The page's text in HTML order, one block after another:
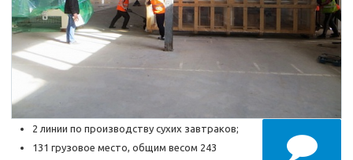
2 линии по производству сухих завтраков;
131 грузовое место, общим весом 243